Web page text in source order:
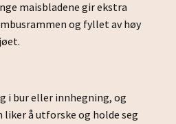
maisbladene gir ekstra
og fyllet av høy
i bur eller innhegning, og
liker å utforske og holde seg